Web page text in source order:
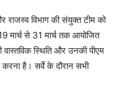
राजस्व विभाग की संयुक्त टीम को
मार्च से 31 मार्च तक आयोजित
वास्तविक स्थिति और उनकी पीएम
है। सर्वे के दौरान सभी